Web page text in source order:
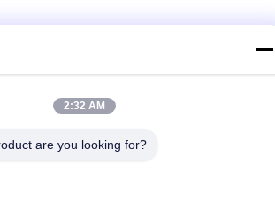
9532
2:32 AM
are you looking for?